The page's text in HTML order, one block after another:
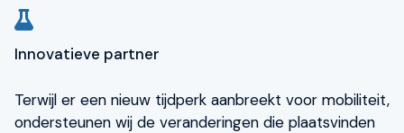
Innovatieve partner
Terwijl er een nieuw tijdperk aanbreekt voor mobiliteit,
ondersteunen wij de veranderingen die plaatsvinden